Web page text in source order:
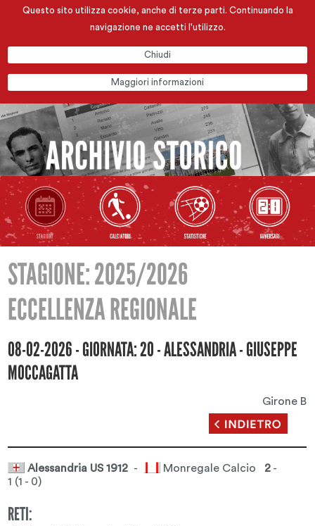
Questo sito utilizza cookie, anche di terze parti. Continuando la
navigazione ne accetti l'utilizzo.
Chiudi
Maggiori informazioni
STAGIONE: 2025/2026
ECCELLENZA REGIONALE
08-02-2026 - GIORNATA: 20 - ALESSANDRIA - GIUSEPPE
MOCCAGATTA
Girone B
Alessandria US 1912 - Monregale Calcio 2 -
1 (1 - 0)
RETI: